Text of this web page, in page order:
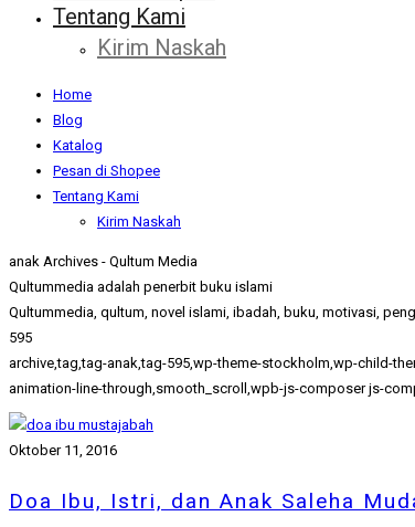
Tentang Kami
Kirim Naskah
Home
Blog
Katalog
Pesan di Shopee
Tentang Kami
Kirim Naskah
anak Archives - Qultum Media
Qultummedia adalah penerbit buku islami
Qultummedia, qultum, novel islami, ibadah, buku, motivasi,
595
archive,tag,tag-anak,tag-595,wp-theme-stockholm,wp-child-
animation-line-through,smooth_scroll,wpb-js-composer js-
Oktober 11, 2016
Doa Ibu, Istri, dan Anak Saleha